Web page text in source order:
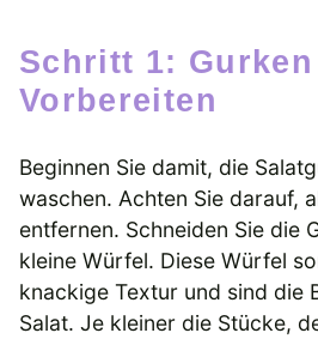
Schritt 1: Gurken
Vorbereiten
Beginnen Sie damit, die
waschen. Achten Sie darauf,
entfernen. Schneiden Sie die
kleine Würfel. Diese Würfel
knackige Textur und sind die
Salat. Je kleiner die Stücke,